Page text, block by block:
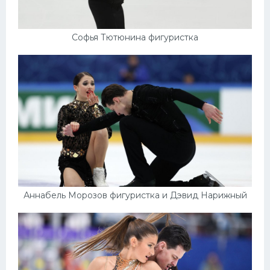
Софья Тютюнина фигуристка
Аннабель Морозов фигуристка и Дэвид Нарижный